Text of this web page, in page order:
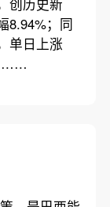
创历史新
8.94%；同
单日上涨
……